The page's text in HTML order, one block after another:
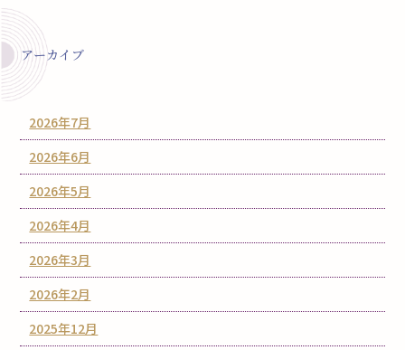
アーカイブ
2026年7月
2026年6月
2026年5月
2026年4月
2026年3月
2026年2月
2025年12月